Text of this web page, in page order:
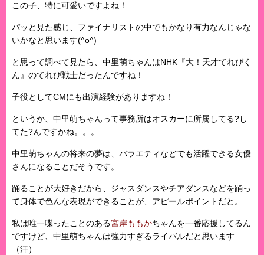
この子、特に可愛いですよね！
パッと見た感じ、ファイナリストの中でもかなり有力なんじゃな
いかなと思います(^o^)
と思って調べて見たら、中里萌ちゃんはNHK『大！天才てれびく
ん』のてれび戦士だったんですね！
子役としてCMにも出演経験がありますね！
というか、中里萌ちゃんって事務所はオスカーに所属してる?し
てた?んですかね。。。
中里萌ちゃんの将来の夢は、バラエティなどでも活躍できる女優
さんになることだそうです。
踊ることが大好きだから、ジャスダンスやチアダンスなどを踊っ
て身体で色んな表現ができることが、アピールポイントだと。
私は唯一喋ったことのある宮岸ももかちゃんを一番応援してるん
ですけど、中里萌ちゃんは強力すぎるライバルだと思います
（汗）